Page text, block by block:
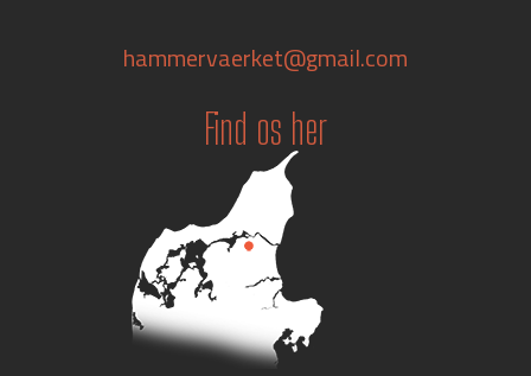
hammervaerket@gmail.com
Find os her